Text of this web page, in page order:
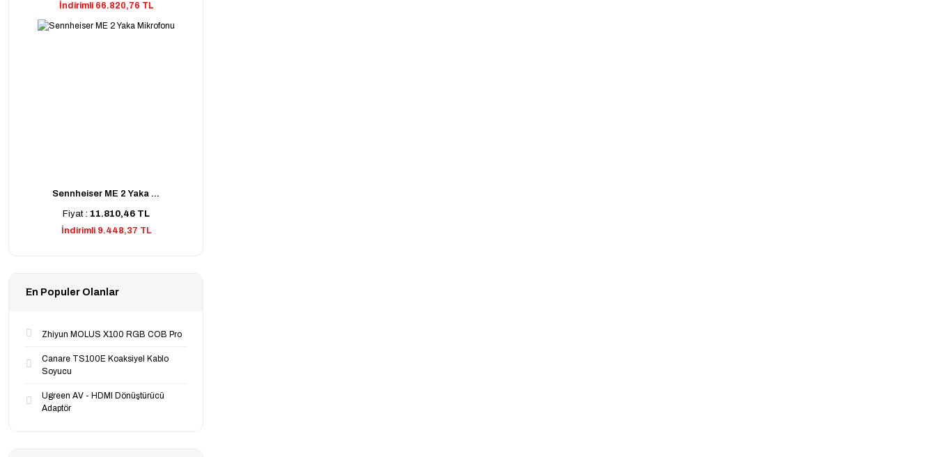
İndirimli 66.820,76 TL
Sennheiser ME 2 Yaka ...
Fiyat : 11.810,46 TL
İndirimli 9.448,37 TL
En Populer Olanlar
Zhiyun MOLUS X100 RGB COB Pro
Canare TS100E Koaksiyel Kablo
Soyucu
Ugreen AV - HDMI Dönüştürücü
Adaptör